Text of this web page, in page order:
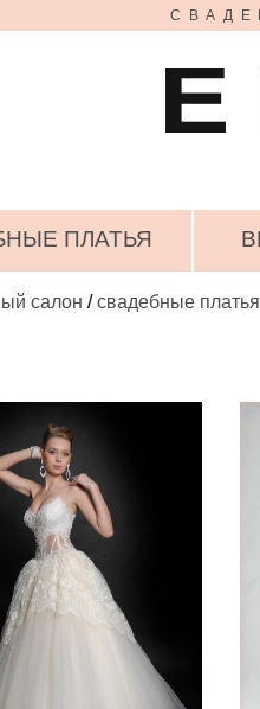
ПЛАТЬЯ
салон /свадебные платья